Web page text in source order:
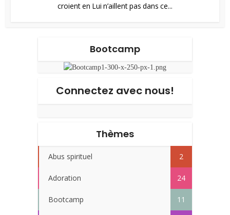
croient en Lui n’aillent pas dans ce...
Bootcamp
Connectez avec nous!
Thèmes
Abus spirituel 2
Adoration 24
Bootcamp 11